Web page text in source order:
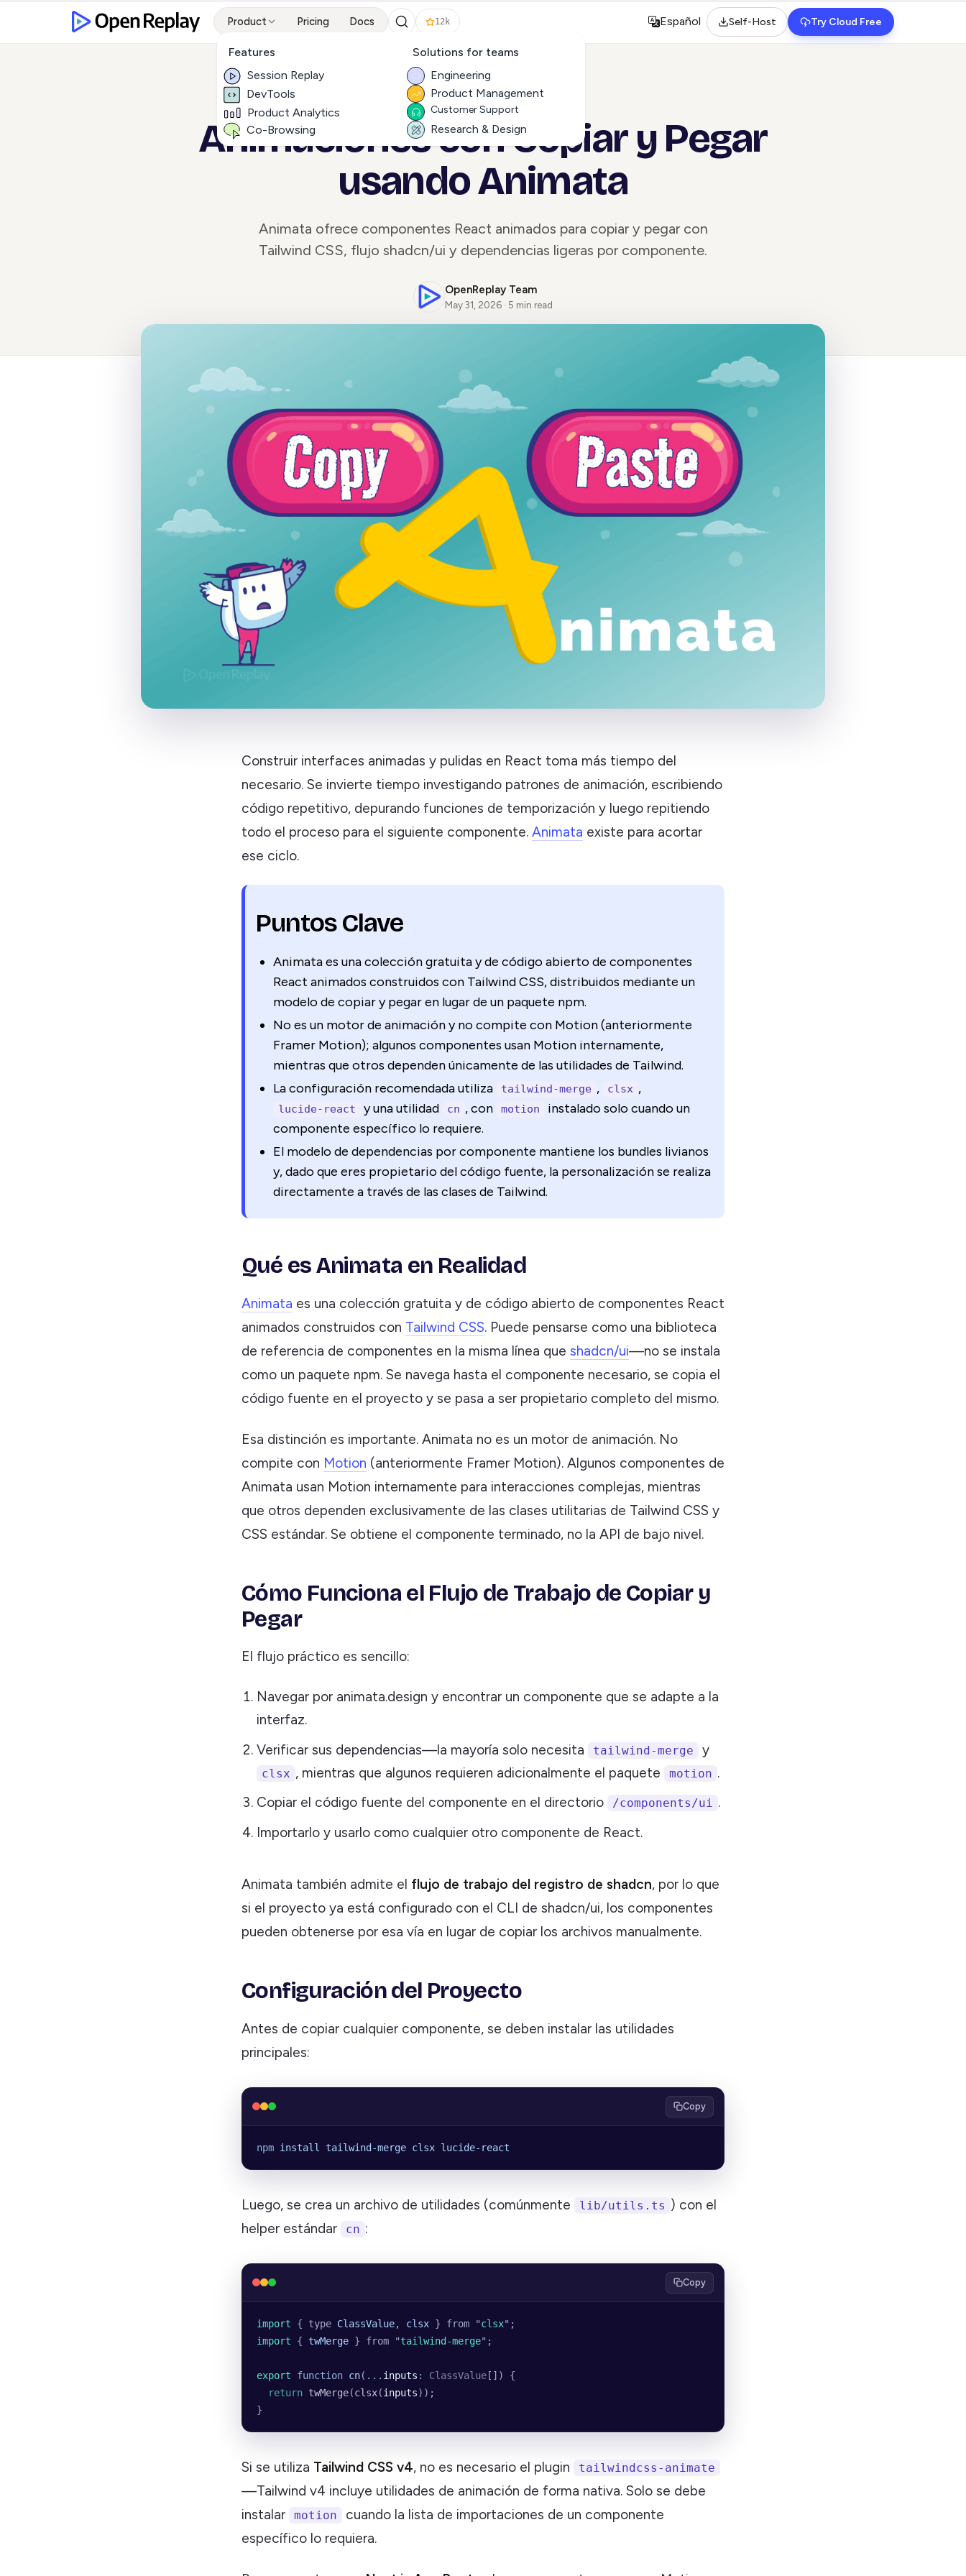
Product
Features
Session Replay
DevTools
Product Analytics
Co-Browsing
Solutions for teams
Engineering
Product Management
Customer Support
Research & Design
Pricing Docs 12k
Select language
Español Self-Host Try Cloud Free
ALL ARTICLES
Animaciones con Copiar y Pegar
usando Animata
Animata ofrece componentes React animados para copiar y pegar con
Tailwind CSS, flujo shadcn/ui y dependencias ligeras por componente.
OpenReplay Team
May 31, 2026 · 5 min read
Construir interfaces animadas y pulidas en React toma más tiempo del
necesario. Se invierte tiempo investigando patrones de animación, escribiendo
código repetitivo, depurando funciones de temporización y luego repitiendo
todo el proceso para el siguiente componente. Animata existe para acortar
ese ciclo.
Puntos Clave
Animata es una colección gratuita y de código abierto de componentes
React animados construidos con Tailwind CSS, distribuidos mediante un
modelo de copiar y pegar en lugar de un paquete npm.
No es un motor de animación y no compite con Motion (anteriormente
Framer Motion); algunos componentes usan Motion internamente,
mientras que otros dependen únicamente de las utilidades de Tailwind.
La configuración recomendada utiliza
tailwind-merge , clsx ,
lucide-react y una utilidad cn , con motion
instalado solo cuando un
componente específico lo requiere.
El modelo de dependencias por componente mantiene los bundles livianos
y, dado que eres propietario del código fuente, la personalización se realiza
directamente a través de las clases de Tailwind.
Qué es Animata en Realidad
Animata es una colección gratuita y de código abierto de componentes React
animados construidos con Tailwind CSS. Puede pensarse como una biblioteca
de referencia de componentes en la misma línea que shadcn/ui—no se instala
como un paquete npm. Se navega hasta el componente necesario, se copia el
código fuente en el proyecto y se pasa a ser propietario completo del mismo.
Esa distinción es importante. Animata no es un motor de animación. No
compite con Motion (anteriormente Framer Motion). Algunos componentes de
Animata usan Motion internamente para interacciones complejas, mientras
que otros dependen exclusivamente de las clases utilitarias de Tailwind CSS y
CSS estándar. Se obtiene el componente terminado, no la API de bajo nivel.
Cómo Funciona el Flujo de Trabajo de Copiar y
Pegar
El flujo práctico es sencillo:
Navegar por animata.design y encontrar un componente que se adapte a la
interfaz.
Verificar sus dependencias—la mayoría solo necesita
tailwind-merge y
clsx , mientras que algunos requieren adicionalmente el paquete motion .
Copiar el código fuente del componente en el directorio
/components/ui .
Importarlo y usarlo como cualquier otro componente de React.
Animata también admite el flujo de trabajo del registro de shadcn, por lo que
si el proyecto ya está configurado con el CLI de shadcn/ui, los componentes
pueden obtenerse por esa vía en lugar de copiar los archivos manualmente.
Configuración del Proyecto
Antes de copiar cualquier componente, se deben instalar las utilidades
principales:
Copy
npm install tailwind-merge clsx lucide-react
Luego, se crea un archivo de utilidades (comúnmente lib/utils.ts ) con el
helper estándar
cn :
Copy
import { type ClassValue, clsx } from "clsx" ;
import { twMerge } from "tailwind-merge" ;
export function cn( ... inputs : ClassValue []) {
  return
twMerge(clsx(inputs));
}
Si se utiliza Tailwind CSS v4, no es necesario el plugin tailwindcss-animate
—Tailwind v4 incluye utilidades de animación de forma nativa. Solo se debe
instalar
motion
cuando la lista de importaciones de un componente
específico lo requiera.